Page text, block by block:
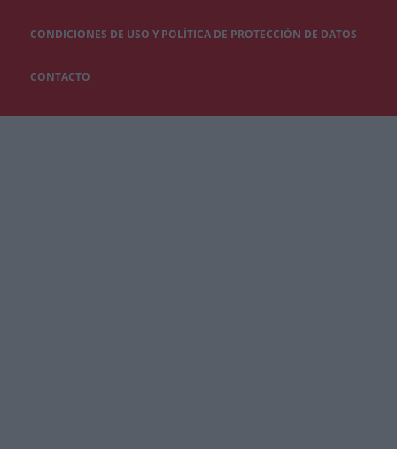
CONDICIONES DE USO Y POLÍTICA DE PROTECCIÓN DE DATOS
CONTACTO